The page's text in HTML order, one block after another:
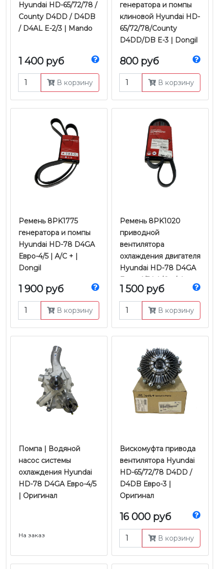
Hyundai HD-65/72/78 /
County D4DD / D4DB
/ D4AL E-2/3 | Mando
1 400 руб
В корзину
генератора и помпы
клиновой Hyundai HD-
65/72/78/County
D4DD/DB E-3 | Dongil
800 руб
В корзину
Ремень 8PK1775
генератора и помпы
Hyundai HD-78 D4GA
Евро-4/5 | A/C + |
Dongil
1 900 руб
В корзину
Ремень 8PK1020
приводной
вентилятора
охлаждения двигателя
Hyundai HD-78 D4GA
Евро-4/5 | A/C +/- |
Dongil
1 500 руб
В корзину
Помпа | Водяной
насос системы
охлаждения Hyundai
HD-78 D4GA Евро-4/5
| Оригинал
На заказ
Вискомуфта привода
вентилятора Hyundai
HD-65/72/78 D4DD /
D4DB Евро-3 |
Оригинал
16 000 руб
В корзину